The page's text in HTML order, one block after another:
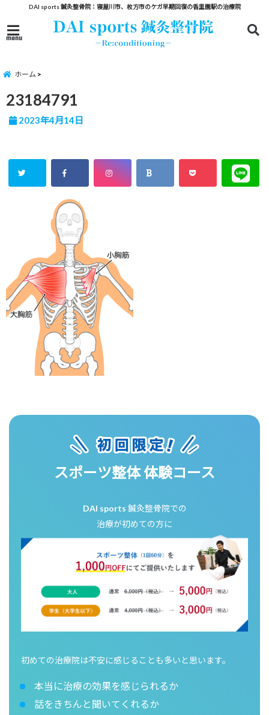
DAI sports 鍼灸整骨院：寝屋川市、枚方市のケガ早期回復の香里園駅の治療院
menu
ホーム
23184791
2023年4月14日
スポーツ整体 体験コース
DAI sports 鍼灸整骨院での
治療が初めての方に
初めての治療院は不安に感じることも多いと思います。
本当に治療の効果を感じられるか
話をきちんと聞いてくれるか